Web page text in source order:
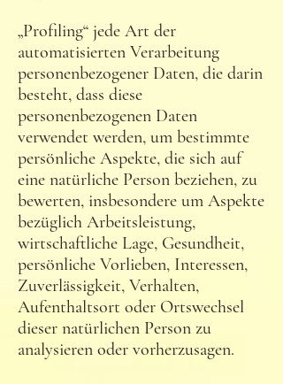
„Profiling“ jede Art der
automatisierten Verarbeitung
personenbezogener Daten, die darin
besteht, dass diese
personenbezogenen Daten
verwendet werden, um bestimmte
persönliche Aspekte, die sich auf
eine natürliche Person beziehen, zu
bewerten, insbesondere um Aspekte
bezüglich Arbeitsleistung,
wirtschaftliche Lage, Gesundheit,
persönliche Vorlieben, Interessen,
Zuverlässigkeit, Verhalten,
Aufenthaltsort oder Ortswechsel
dieser natürlichen Person zu
analysieren oder vorherzusagen.